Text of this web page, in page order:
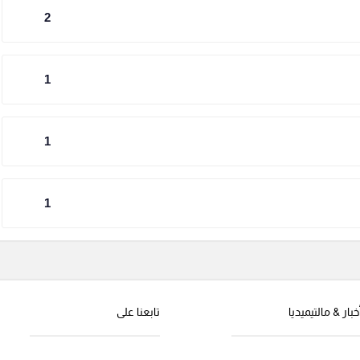
2
1
1
1
& مالتيميديا تابعنا على